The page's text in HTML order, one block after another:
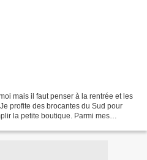
mais il faut penser à la rentrée et les
profite des brocantes du Sud pour
la petite boutique. Parmi mes